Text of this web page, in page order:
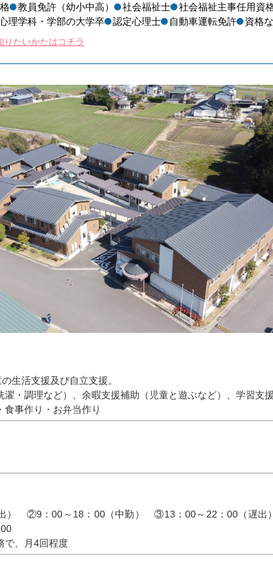
教員免許（幼小中高） 社会福祉士
社会福祉主事任用資
理学科・学部の大学卒 認定心理士 自動車運転免許 資格
りたいかたはコチラ
生活支援及び自立支援。
濯・調理など）、余暇支援補助（児童と遊ぶなど）、学習支
事作り・お弁当作り
） ②9：00～18：00（中勤） ③13：00～22：00（遅
、月4回程度